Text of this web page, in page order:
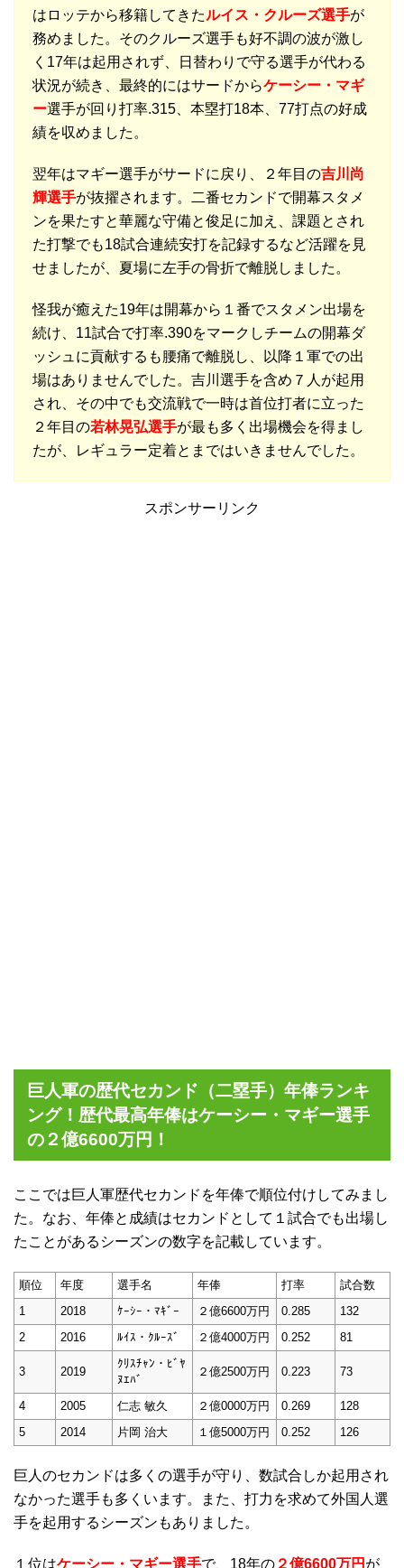
はロッテから移籍してきたルイス・クルーズ選手が
務めました。そのクルーズ選手も好不調の波が激し
く17年は起用されず、日替わりで守る選手が代わる
状況が続き、最終的にはサードからケーシー・マギ
ー選手が回り打率.315、本塁打18本、77打点の好成
績を収めました。
翌年はマギー選手がサードに戻り、２年目の吉川尚
輝選手が抜擢されます。二番セカンドで開幕スタメ
ンを果たすと華麗な守備と俊足に加え、課題とされ
た打撃でも18試合連続安打を記録するなど活躍を見
せましたが、夏場に左手の骨折で離脱しました。
怪我が癒えた19年は開幕から１番でスタメン出場を
続け、11試合で打率.390をマークしチームの開幕ダ
ッシュに貢献するも腰痛で離脱し、以降１軍での出
場はありませんでした。吉川選手を含め７人が起用
され、その中でも交流戦で一時は首位打者に立った
２年目の若林晃弘選手が最も多く出場機会を得まし
たが、レギュラー定着とまではいきませんでした。
スポンサーリンク
巨人軍の歴代セカンド（二塁手）年俸ランキ
ング！歴代最高年俸はケーシー・マギー選手
の２億6600万円！
ここでは巨人軍歴代セカンドを年俸で順位付けしてみまし
た。なお、年俸と成績はセカンドとして１試合でも出場し
たことがあるシーズンの数字を記載しています。
順位 年度 選手名 年俸 打率
試合数
1
2018 ｹｰｼｰ・ﾏｷﾞｰ ２億6600万円 0.285
132
2
2016 ﾙｲｽ・ｸﾙｰｽﾞ ２億4000万円 0.252 81
3 2019
ｸﾘｽﾁｬﾝ・ﾋﾞﾔ
ﾇｴﾊﾞ
２億2500万円 0.223 73
4 2005 仁志 敏久 ２億0000万円 0.269
128
5
2014 片岡 治大 １億5000万円 0.252 126
巨人のセカンドは多くの選手が守り、数試合しか起用され
なかった選手も多くいます。また、打力を求めて外国人選
手を起用するシーズンもありました。
１位はケーシー・マギー選手で、18年の ２億6600万円 が